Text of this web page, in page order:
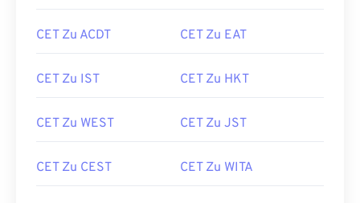
CET Zu ACDT CET Zu EAT
CET Zu IST CET Zu HKT
CET Zu WEST CET Zu JST
CET Zu CEST CET Zu WITA